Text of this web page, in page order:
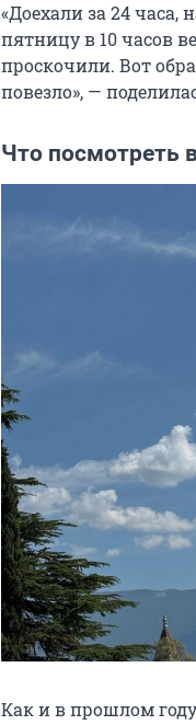
«Доехали за 24
пятницу в 10 часов
проскочили. Вот
повезло», —
Что посмотреть
Как и в прошлом